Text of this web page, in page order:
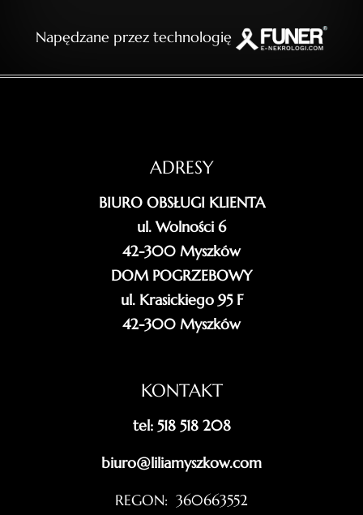
Napędzane przez technologię
ADRESY
BIURO OBSŁUGI KLIENTA
ul. Wolności 6
42-300 Myszków
DOM POGRZEBOWY
ul. Krasickiego 95 F
42-300 Myszków
KONTAKT
tel: 518 518 208
biuro@liliamyszkow.com
REGON: 360663552